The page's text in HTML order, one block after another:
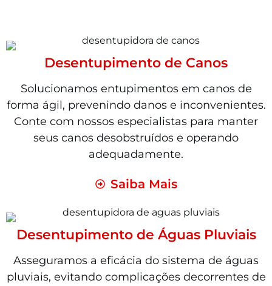
Desentupimento de Canos
Solucionamos entupimentos em canos de
forma ágil, prevenindo danos e inconvenientes.
Conte com nossos especialistas para manter
seus canos desobstruídos e operando
adequadamente.
Saiba Mais
Desentupimento de Águas Pluviais
Asseguramos a eficácia do sistema de águas
pluviais, evitando complicações decorrentes de